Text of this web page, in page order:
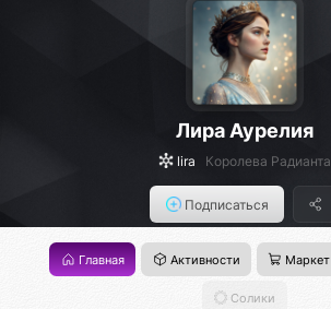
Лира Аурелия
lira Королева Радианта
Подписаться
Главная Активности Маркет
Солики